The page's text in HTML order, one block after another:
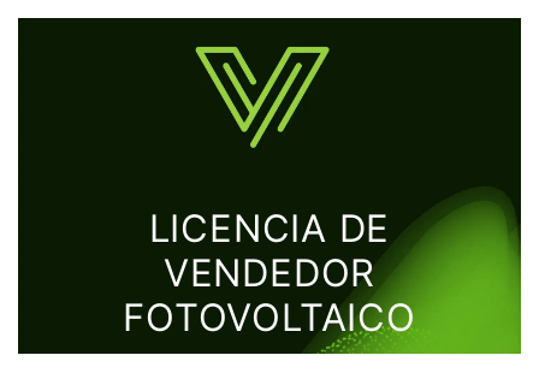
LICENCIA DE
VENDEDOR
FOTOVOLTAICO